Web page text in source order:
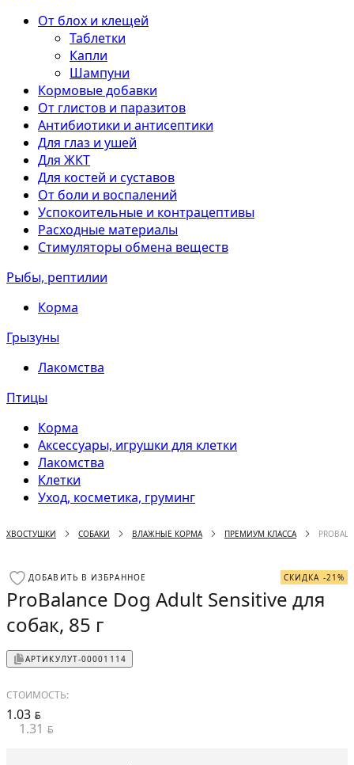
От блох и клещей
Таблетки
Капли
Шампуни
Кормовые добавки
От глистов и паразитов
Антибиотики и антисептики
Для глаз и ушей
Для ЖКТ
Для костей и суставов
От боли и воспалений
Успокоительные и контрацептивы
Расходные материалы
Стимуляторы обмена веществ
Рыбы, рептилии
Корма
Грызуны
Лакомства
Птицы
Корма
Аксессуары, игрушки для клетки
Лакомства
Клетки
Уход, косметика, груминг
ХВОСТУШКИ СОБАКИ ВЛАЖНЫЕ КОРМА ПРЕМИУМ КЛАССА
ДОБАВИТЬ В ИЗБРАННОЕ СКИДКА -21%
ProBalance Dog Adult Sensitive для
собак, 85 г
АРТИКУЛУТ-00001114
СТОИМОСТЬ:
1.03 BYN
1.31 BYN